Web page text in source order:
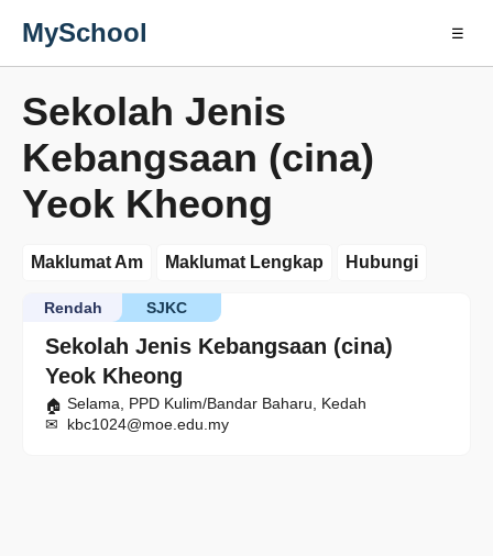
MySchool ☰
Sekolah Jenis
Kebangsaan (cina)
Yeok Kheong
Maklumat Am Maklumat Lengkap Hubungi
Sekolah Jenis Kebangsaan (cina)
Yeok Kheong
SJKC
Rendah
Selama, PPD Kulim/Bandar Baharu, Kedah
kbc1024@moe.edu.my